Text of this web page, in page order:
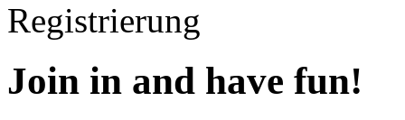
Registrierung
Join in and have fun!